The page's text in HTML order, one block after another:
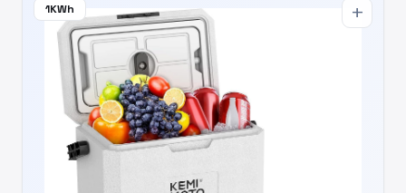
1KWh add